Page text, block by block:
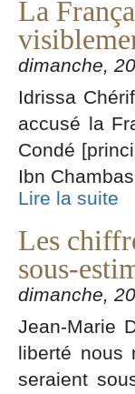
La
dimanche,
Idrissa
accusé la
Condé
Ibn
Lire la suite
Les
sous-
dimanche,
Jean-Marie
liberté nous
seraient